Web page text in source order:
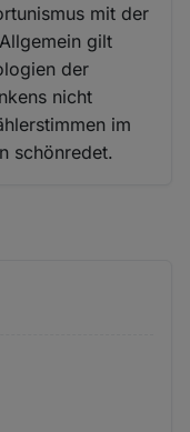
mit der
gilt
der
nicht
im
schönredet.